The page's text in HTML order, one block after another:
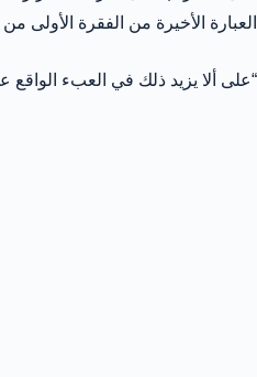
العبارة الأخيرة من الفقرة الأولى من المادة 1024 مدني
“على ألا يزيد ذلك في العبء الواقع